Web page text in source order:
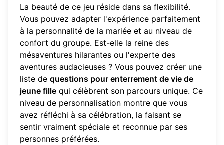
La beauté de ce jeu réside dans sa flexibilité.
Vous pouvez adapter l'expérience parfaitement
à la personnalité de la mariée et au niveau de
confort du groupe. Est-elle la reine des
mésaventures hilarantes ou l'experte des
aventures audacieuses ? Vous pouvez créer une
liste de questions pour enterrement de vie de
jeune fille qui célèbrent son parcours unique. Ce
niveau de personnalisation montre que vous
avez réfléchi à sa célébration, la faisant se
sentir vraiment spéciale et reconnue par ses
personnes préférées.